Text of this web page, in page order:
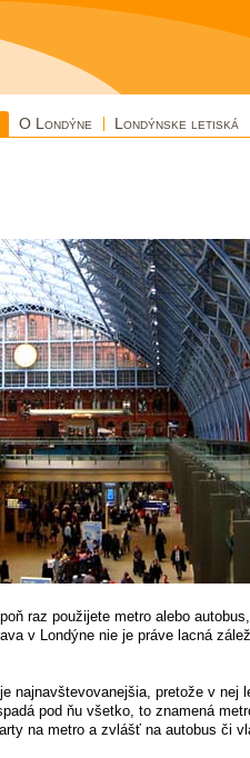
O Londýne Londýnske letiská
raz použijete metro alebo
v Londýne nie je práve lacná
najnavštevovanejšia, pretože v nej
pod ňu všetko, to znamená
na metro a zvlášť na autobus či